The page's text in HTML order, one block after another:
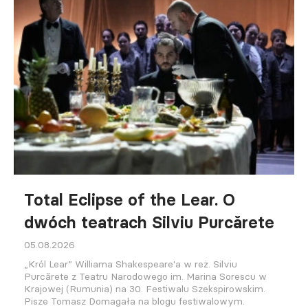
Total Eclipse of the Lear. O
dwóch teatrach Silviu Purcărete
05.08.2026
„Król Lear” Williama Shakespeare'a w reż. Silviu
Purcărete z Teatru Narodowego im. Marina Sorescu w
Krajowej (Rumunia) na 30. Festiwalu Szekspirowskim.
Pisze Tomasz Domagała na blogu festiwalowym.